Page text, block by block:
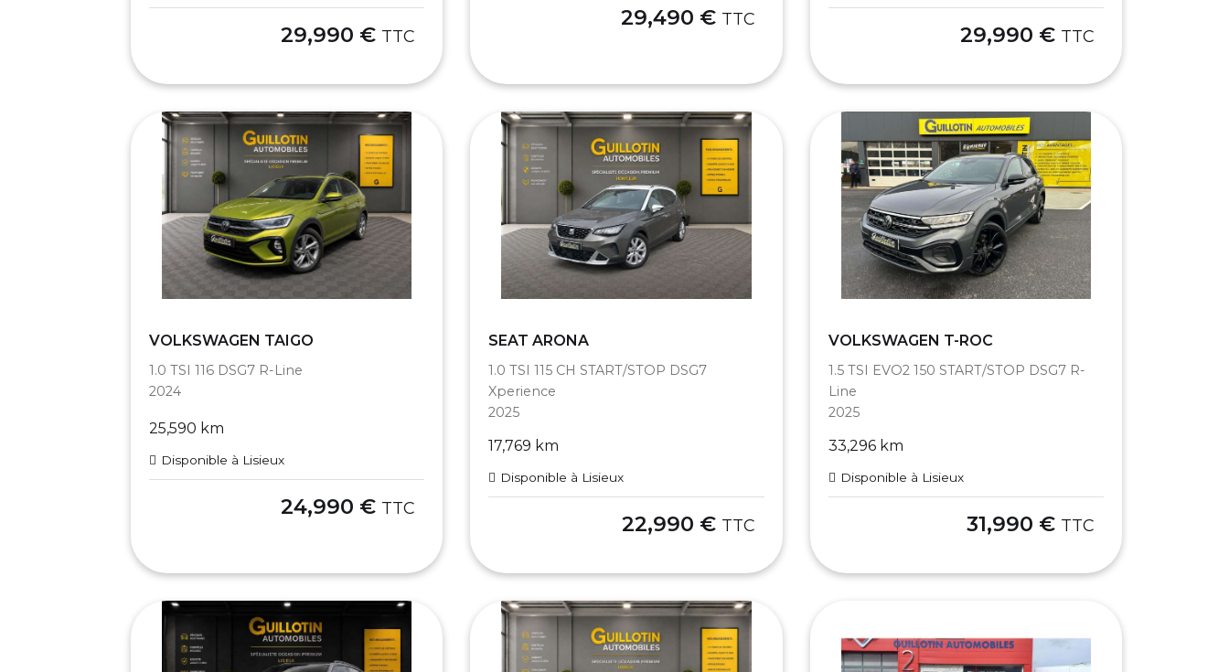
29,990 € TTC
29,490 € TTC
29,990 € TTC
VOLKSWAGEN TAIGO
1.0 TSI 116 DSG7 R-Line
2024
25,590 km
Disponible à Lisieux
24,990 € TTC
SEAT ARONA
1.0 TSI 115 CH START/STOP DSG7
Xperience
2025
17,769 km
Disponible à Lisieux
22,990 € TTC
VOLKSWAGEN T-ROC
1.5 TSI EVO2 150 START/STOP DSG7 R-
Line
2025
33,296 km
Disponible à Lisieux
31,990 € TTC